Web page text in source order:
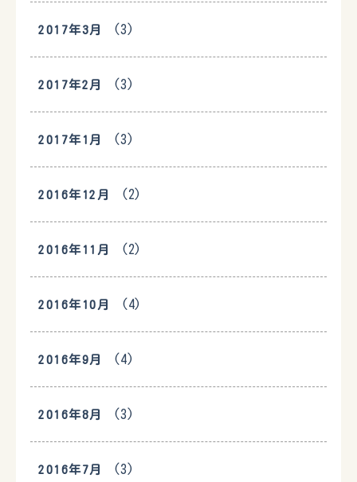
2017年3月 (3)
2017年2月 (3)
2017年1月 (3)
2016年12月 (2)
2016年11月 (2)
2016年10月 (4)
2016年9月 (4)
2016年8月 (3)
2016年7月 (3)